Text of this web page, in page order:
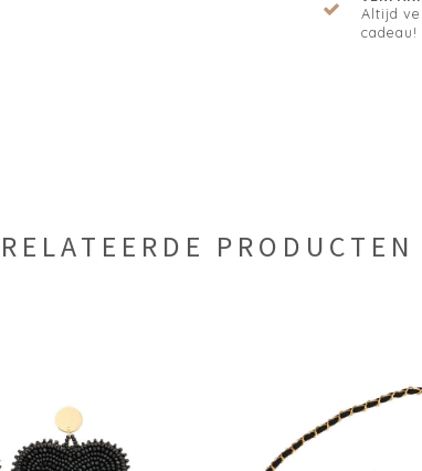
Altijd
cadeau!
PRODUCTEN